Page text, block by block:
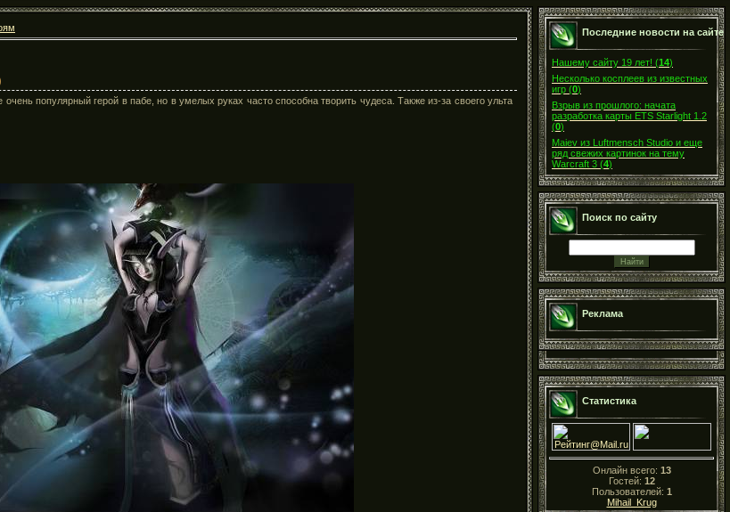
очень популярный герой в пабе, но в умелых руках часто способна творить чудеса. Также из-за своего ульта
Последние новости на сайте
Нашему сайту 19 лет! (14)
Несколько косплеев из известных
игр (0)
Взрыв из прошлого: начата
разработка карты ETS Starlight 1.2
(0)
Maiev из Luftmensch Studio и еще
ряд свежих картинок на тему
Warcraft 3 (4)
Поиск по сайту
Реклама
Статистика
Онлайн всего: 13
Гостей: 12
Пользователей: 1
Mihail_Krug